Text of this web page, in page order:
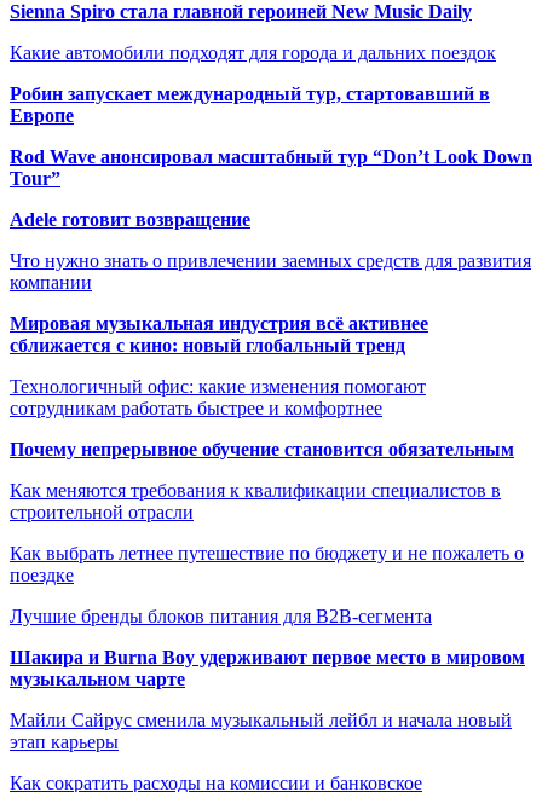
Sienna Spiro стала главной героиней New Music Daily
Какие автомобили подходят для города и дальних поездок
Робин запускает международный тур, стартовавший в
Европе
Rod Wave анонсировал масштабный тур “Don’t Look Down
Tour”
Adele готовит возвращение
Что нужно знать о привлечении заемных средств для развития
компании
Мировая музыкальная индустрия всё активнее
сближается с кино: новый глобальный тренд
Технологичный офис: какие изменения помогают
сотрудникам работать быстрее и комфортнее
Почему непрерывное обучение становится обязательным
Как меняются требования к квалификации специалистов в
строительной отрасли
Как выбрать летнее путешествие по бюджету и не пожалеть о
поездке
Лучшие бренды блоков питания для B2B-сегмента
Шакира и Burna Boy удерживают первое место в мировом
музыкальном чарте
Майли Сайрус сменила музыкальный лейбл и начала новый
этап карьеры
Как сократить расходы на комиссии и банковское